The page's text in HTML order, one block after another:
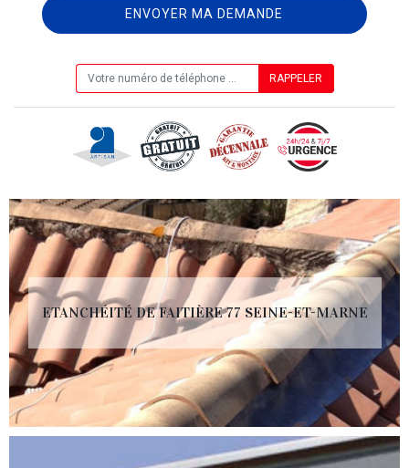
ETANCHÉITÉ DE FAITIÈRE 77 SEINE-ET-MARNE